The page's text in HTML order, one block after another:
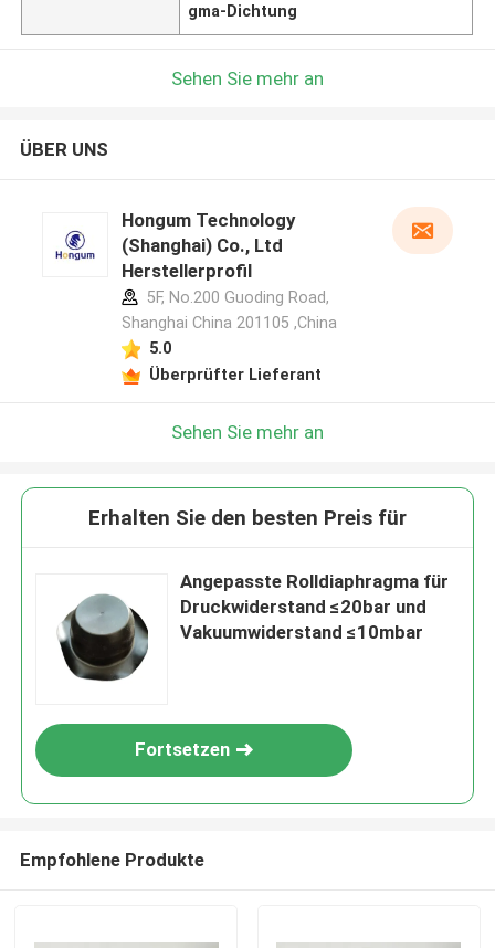
gma-Dichtung
Sehen Sie mehr an
ÜBER UNS
Hongum Technology
(Shanghai) Co., Ltd
Herstellerprofil
5F, No.200 Guoding Road,
Shanghai China 201105 ,China
5.0
Überprüfter Lieferant
Sehen Sie mehr an
Erhalten Sie den besten Preis für
Angepasste Rolldiaphragma für
Druckwiderstand ≤20bar und
Vakuumwiderstand ≤10mbar
Fortsetzen
Empfohlene Produkte